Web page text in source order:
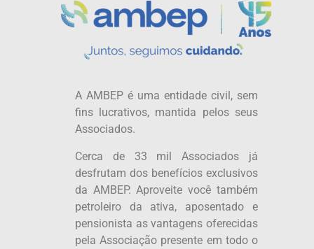
A AMBEP é uma entidade civil, sem
fins lucrativos, mantida pelos seus
Associados.
Cerca de 33 mil Associados já
desfrutam dos benefícios exclusivos
da AMBEP. Aproveite você também
petroleiro da ativa, aposentado e
pensionista as vantagens oferecidas
pela Associação presente em todo o